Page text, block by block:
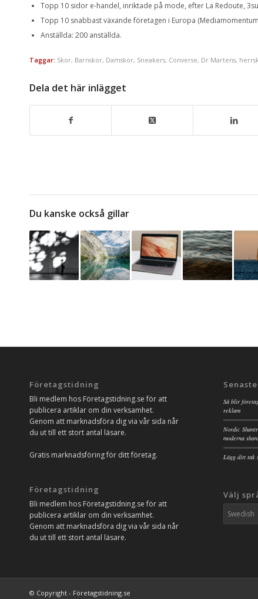
Topp 10 sidor e-handel, inriktade på mode, efter La Redoute,
Topp 10 snabbast växande företagen i Europa
Anställda: 200 anställda.
Taggar: Skor, Barnskor, Damskor, Sneakers, Converse, Dr Martens,
Dela det här inlägget
Du kanske också gillar
Företagstidning
Bli medlem hos Företagstidning.se för att
publicera artiklar om din verksamhet.
Genom att marknadsföra dig via vår sida når
du ut till ett stort antal läsare.
Gratis marknadsföring för ditt företag.
Företagstidning
Bli medlem hos Företagstidning.se för att
publicera artiklar om din verksamhet.
Genom att marknadsföra dig via vår sida når
du ut till ett stort antal läsare.
Så blir
reklam
Nordic
moderna
Lägg ditt tak
Välj
© Copyright - Företagstidning.se